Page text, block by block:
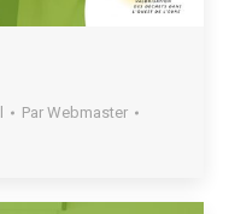
Par Webmaster